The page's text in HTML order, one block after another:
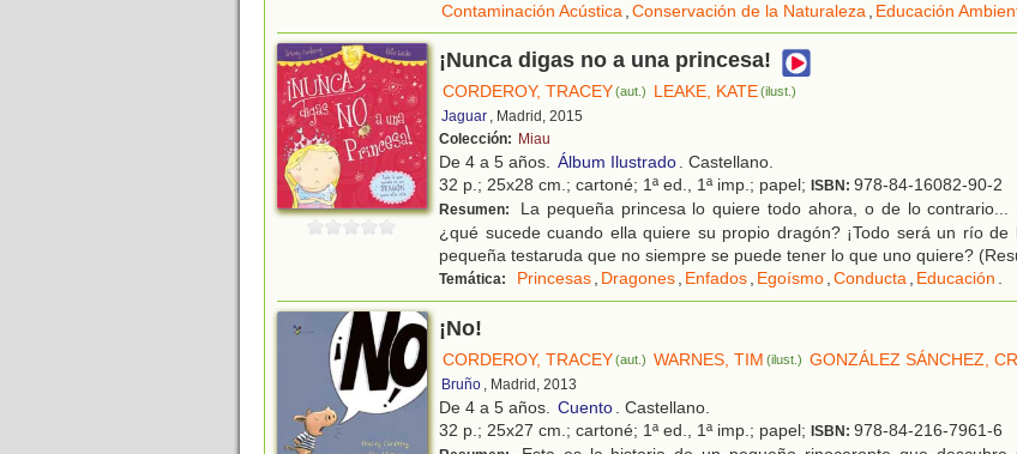
Contaminación Acústica,Conservación de la Naturaleza, Educación
¡Nunca digas no a una princesa!
CORDEROY, TRACEY(aut.) LEAKE, KATE(ilust.)
Jaguar , Madrid, 2015
Colección: Miau
De 4 a 5 años. Álbum Ilustrado. Castellano.
32 p.; 25x28 cm.; cartoné; 1ª ed., 1ª imp.; papel; ISBN: 978-84-16082-90-2
Resumen:
La pequeña princesa lo quiere todo ahora, o de lo contrario...
¿qué sucede cuando ella quiere su propio dragón? ¡Todo será un río de
pequeña testaruda que no siempre se puede tener lo que uno quiere?
Temática: Princesas, Dragones, Enfados, Egoísmo,Conducta, Educación .
¡No!
CORDEROY, TRACEY(aut.) WARNES, TIM (ilust.) GONZÁLEZ SÁNCHEZ,
Bruño , Madrid, 2013
De 4 a 5 años. Cuento. Castellano.
32 p.; 25x27 cm.; cartoné; 1ª ed., 1ª imp.; papel; ISBN: 978-84-216-7961-6